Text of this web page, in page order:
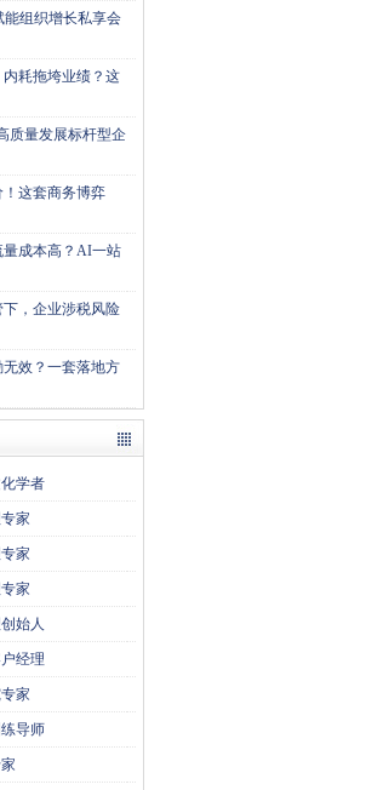
组织增长私享会
耗拖垮业绩？这
质量发展标杆型企
这套商务博弈
量成本高？AI一站
，企业涉税风险
效？一套落地方
学者
家
家
家
始人
经理
家
导师